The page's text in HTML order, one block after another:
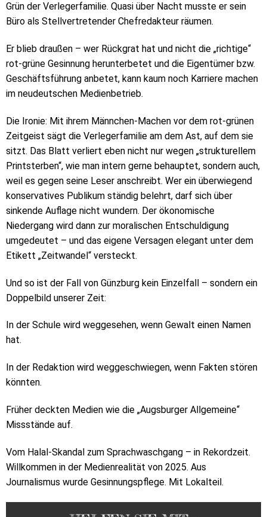
Grün der Verlegerfamilie. Quasi über Nacht musste er sein
Büro als Stellvertretender Chefredakteur räumen.
Er blieb draußen – wer Rückgrat hat und nicht die „richtige“
rot-grüne Gesinnung herunterbetet und die Eigentümer bzw.
Geschäftsführung anbetet, kann kaum noch Karriere machen
im neudeutschen Medienbetrieb.
Die Ironie: Mit ihrem Männchen-Machen vor dem rot-grünen
Zeitgeist sägt die Verlegerfamilie am dem Ast, auf dem sie
sitzt. Das Blatt verliert eben nicht nur wegen „strukturellem
Printsterben“, wie man intern gerne behauptet, sondern auch,
weil es gegen seine Leser anschreibt. Wer ein überwiegend
konservatives Publikum ständig belehrt, darf sich über
sinkende Auflage nicht wundern. Der ökonomische
Niedergang wird dann zur moralischen Entschuldigung
umgedeutet – und das eigene Versagen elegant unter dem
Etikett „Zeitwandel“ versteckt.
Und so ist der Fall von Günzburg kein Einzelfall – sondern ein
Doppelbild unserer Zeit:
In der Schule wird weggesehen, wenn Gewalt einen Namen
hat.
In der Redaktion wird weggeschwiegen, wenn Fakten stören
könnten.
Früher deckten Medien wie die „Augsburger Allgemeine“
Missstände auf.
Vom Halal-Skandal zum Sprachwaschgang – in Rekordzeit.
Willkommen in der Medienrealität von 2025. Aus
Journalismus wurde Gesinnungspflege. Mit Lokalteil.